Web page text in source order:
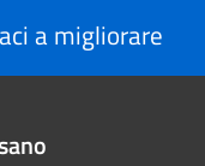
a migliorare